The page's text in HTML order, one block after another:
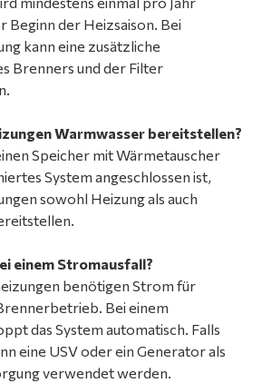
Beginn der Heizsaison. Bei
kann eine zusätzliche
Brenners und der Filter
Warmwasser bereitstellen?
Speicher mit Wärmetauscher
System angeschlossen ist,
sowohl Heizung als auch
einem Stromausfall?
benötigen Strom für
Bei einem
das System automatisch. Falls
eine USV oder ein Generator als
verwendet werden.